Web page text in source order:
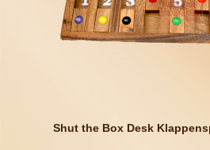
Shut the Box Desk